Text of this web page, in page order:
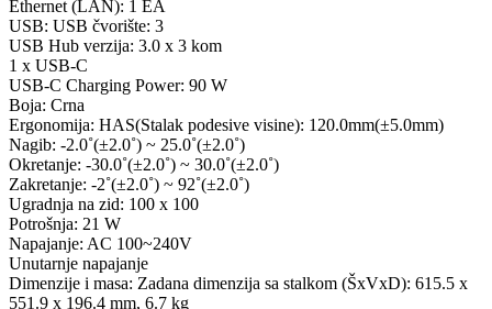
Ethernet (LAN): 1 EA
USB: USB čvorište: 3
USB Hub verzija: 3.0 x 3 kom
1 x USB-C
USB-C Charging Power: 90 W
Boja: Crna
Ergonomija: HAS(Stalak podesive visine): 120.0mm(±5.0mm)
Nagib: -2.0˚(±2.0˚) ~ 25.0˚(±2.0˚)
Okretanje: -30.0˚(±2.0˚) ~ 30.0˚(±2.0˚)
Zakretanje: -2˚(±2.0˚) ~ 92˚(±2.0˚)
Ugradnja na zid: 100 x 100
Potrošnja: 21 W
Napajanje: AC 100~240V
Unutarnje napajanje
Dimenzije i masa: Zadana dimenzija sa stalkom (ŠxVxD): 615.5 x
551.9 x 196.4 mm, 6.7 kg